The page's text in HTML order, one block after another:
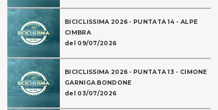
BICICLISSIMA 2026 - PUNTATA 14 - ALPE
CIMBRA
del 09/07/2026
BICICLISSIMA 2026 - PUNTATA 13 - CIMONE
GARNIGA BONDONE
del 03/07/2026